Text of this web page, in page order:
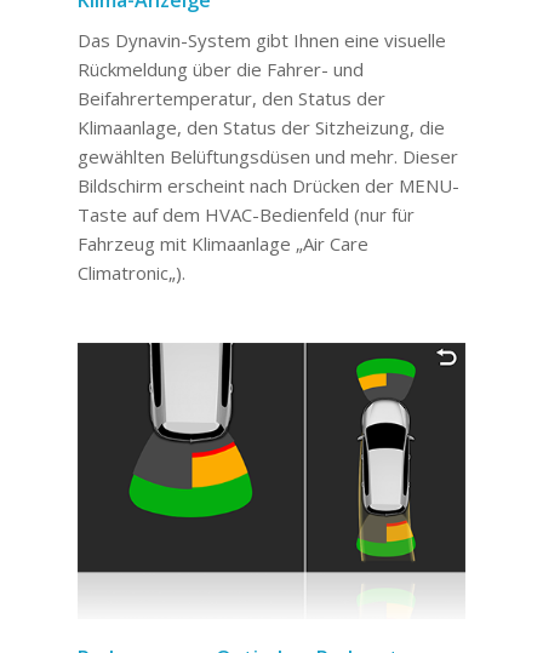
Das Dynavin-System gibt Ihnen eine visuelle
Rückmeldung über die Fahrer- und
Beifahrertemperatur, den Status der
Klimaanlage, den Status der Sitzheizung, die
gewählten Belüftungsdüsen und mehr. Dieser
Bildschirm erscheint nach Drücken der MENU-
Taste auf dem HVAC-Bedienfeld (nur für
Fahrzeug mit Klimaanlage „Air Care
Climatronic„).